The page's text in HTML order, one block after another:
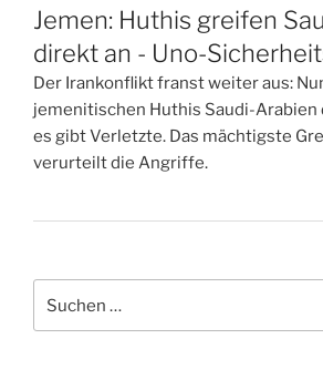
Jemen: Huthis greifen
direkt an - Uno-
Der Irankonflikt franst weiter aus:
jemenitischen Huthis Saudi-
es gibt Verletzte. Das mächtigste
verurteilt die Angriffe.
nach: